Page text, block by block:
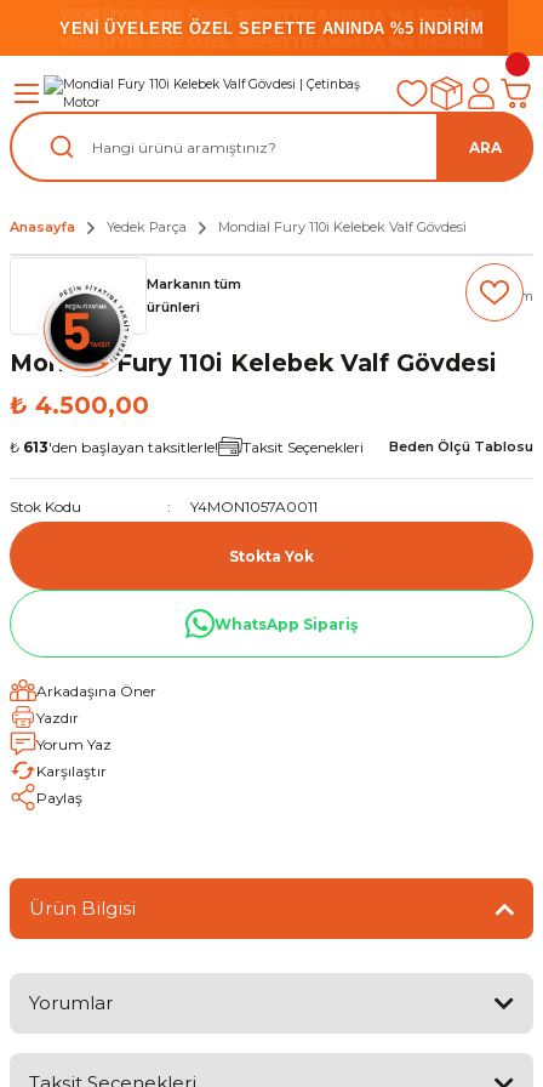
YENİ ÜYELERE ÖZEL SEPETTE ANINDA %5 İNDİRİM
YENİ ÜYELERE ÖZEL SEPETTE ANINDA %5 İNDİRİM
YENİ ÜYELERE ÖZEL SEPETTE ANINDA %5 İNDİRİM
ARA
Anasayfa Yedek Parça Mondial Fury 110i Kelebek Valf Gövdesi
Markanın tüm
ürünleri
(0) Yorum
Mondial Fury 110i Kelebek Valf Gövdesi
₺ 4.500,00
₺ 613'den başlayan taksitlerle! Taksit Seçenekleri Beden Ölçü Tablosu
Stok Kodu Y4MON1057A0011
Stokta Yok
WhatsApp Sipariş
Arkadaşına Öner
Yazdır
Yorum Yaz
Karşılaştır
Paylaş
Ürün Bilgisi
Yorumlar